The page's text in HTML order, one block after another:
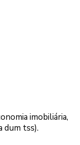
imobiliária,
dum tss).